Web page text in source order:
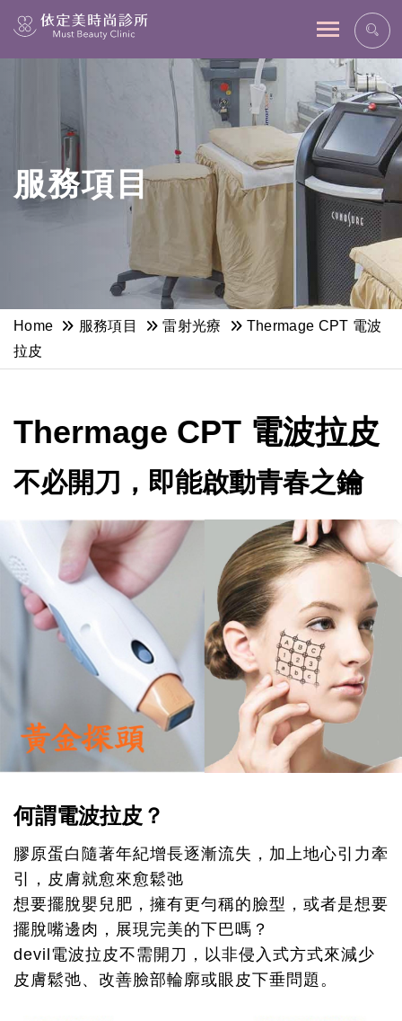
網站主選單
服務項目
Home 服務項目 雷射光療
Thermage CPT 電波
拉皮
Thermage CPT 電波拉皮
不必開刀，即能啟動青春之鑰
何謂電波拉皮？
膠原蛋白隨著年紀增長逐漸流失，加上地心引力牽
引，皮膚就愈來愈鬆弛
想要擺脫嬰兒肥，擁有更勻稱的臉型，或者是想要
擺脫嘴邊肉，展現完美的下巴嗎？
devil電波拉皮不需開刀，以非侵入式方式來減少
皮膚鬆弛、改善臉部輪廓或眼皮下垂問題。